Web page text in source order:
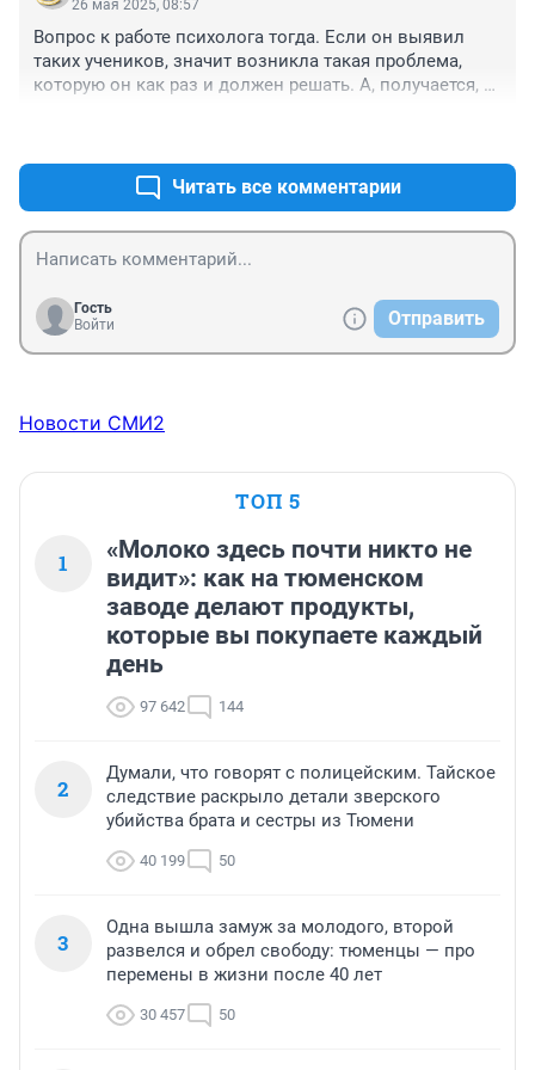
26 мая 2025, 08:57
Вопрос к работе психолога тогда. Если он выявил
таких учеников, значит возникла такая проблема,
которую он как раз и должен решать. А, получается,
давать стимул к обучению, поработать с родителями?
То есть, если у человека возникла опухоль, то
данный специалист советует не вырезать ее, а
дальше растить. Бред полный.
Читать все комментарии
Гость
Войти
Отправить
Новости СМИ2
ТОП 5
1
«Молоко здесь почти никто не
видит»: как на тюменском
заводе делают продукты,
которые вы покупаете каждый
день
97 642 144
2
Думали, что говорят с полицейским. Тайское
следствие раскрыло детали зверского
убийства брата и сестры из Тюмени
40 199 50
3
Одна вышла замуж за молодого, второй
развелся и обрел свободу: тюменцы — про
перемены в жизни после 40 лет
30 457 50